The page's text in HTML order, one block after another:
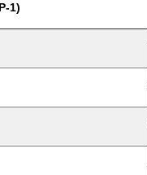
1)